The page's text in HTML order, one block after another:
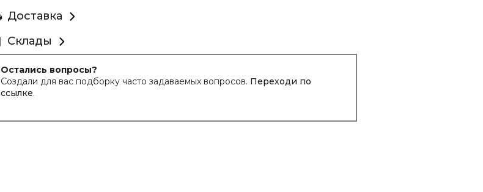
Доставка
Склады
Остались вопросы?
Создали для вас подборку часто задаваемых вопросов. Переходи по
ссылке.